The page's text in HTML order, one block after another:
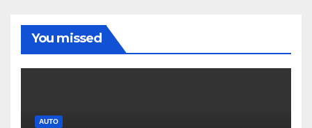
You missed
AUTO